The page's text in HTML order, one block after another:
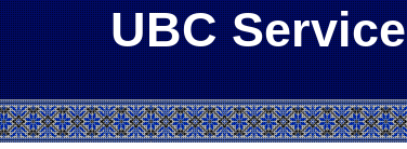
UBC Service